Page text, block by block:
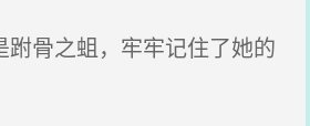
骨之蛆，牢牢记住了她的